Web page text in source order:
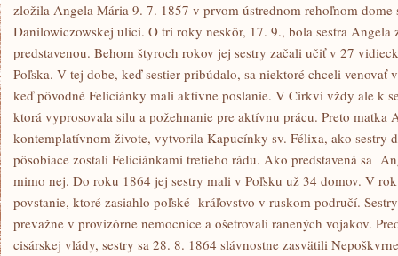
zložila Angela Mária 9. 7. 1857 v prvom ústrednom rehoľnom dome
Danilowiczowskej ulici. O tri roky neskôr, 17. 9., bola sestra Angela
predstavenou. Behom štyroch rokov jej sestry začali učiť v 27
Poľska. V tej dobe, keď sestier pribúdalo, sa niektoré chceli venovať
keď pôvodné Feliciánky mali aktívne poslanie. V Cirkvi vždy ale k
ktorá vyprosovala silu a požehnanie pre aktívnu prácu. Preto matka
kontemplatívnom živote, vytvorila Kapucínky sv. Félixa, ako sestry
pôsobiace zostali Feliciánkami tretieho rádu. Ako predstavená sa
mimo nej. Do roku 1864 jej sestry mali v Poľsku už 34 domov. V
povstanie, ktoré zasiahlo poľské kráľovstvo v ruskom područí.
prevažne v provizórne nemocnice a ošetrovali ranených vojakov.
cisárskej vlády, sestry sa 28. 8. 1864 slávnostne zasvätili